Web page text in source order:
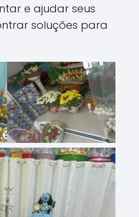
e ajudar seus
soluções para